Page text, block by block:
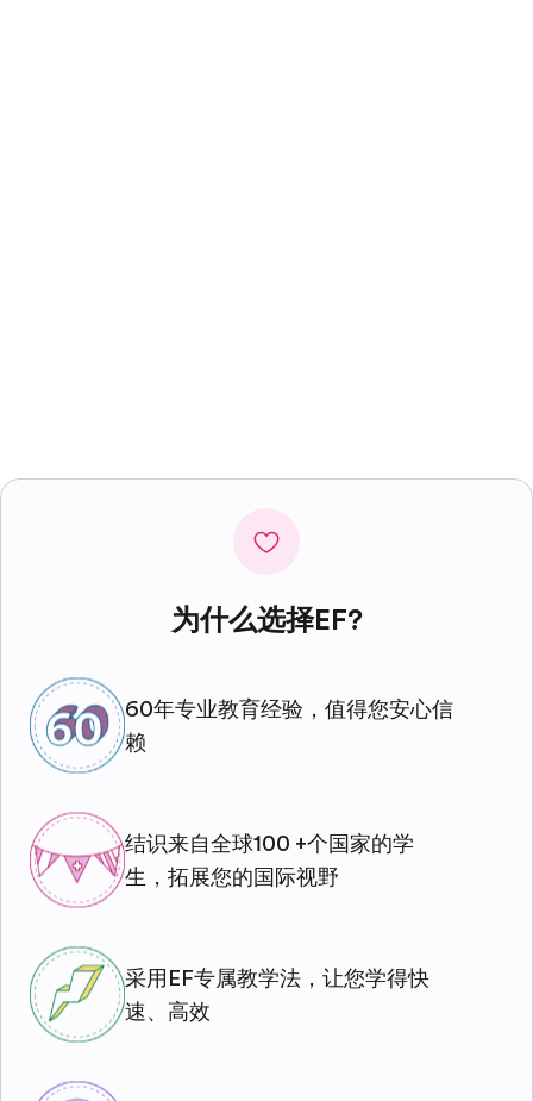
为什么选择EF?
60年专业教育经验，值得您安心信
赖
结识来自全球100 +个国家的学
生，拓展您的国际视野
采用EF专属教学法，让您学得快
速、高效